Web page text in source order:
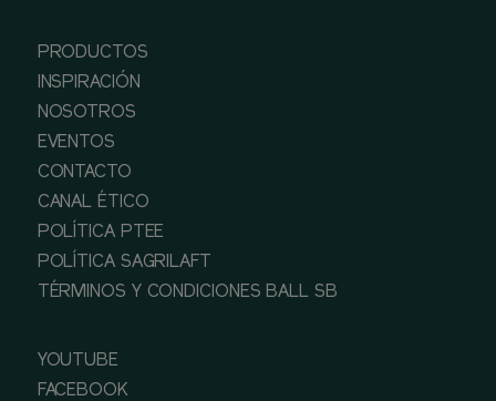
PRODUCTOS
INSPIRACIÓN
NOSOTROS
EVENTOS
CONTACTO
CANAL ÉTICO
POLÍTICA PTEE
POLÍTICA SAGRILAFT
TÉRMINOS Y CONDICIONES BALL SB
YOUTUBE
FACEBOOK